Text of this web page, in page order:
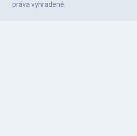
práva vyhradené.